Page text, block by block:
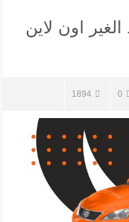
اون لاين
0
1894